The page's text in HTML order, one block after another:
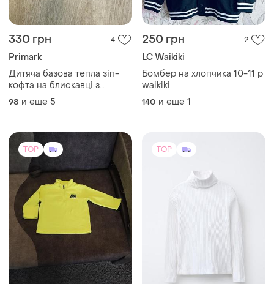
330 грн 4
Primark
Дитяча базова тепла зіп-
кофта на блискавці з
капюшоном для дівчинки
primark 98 см, 104 см, 110
сіра меланж
98 и еще 5
250 грн 2
LC Waikiki
Бомбер на хлопчика 10-11 р
waikiki
140 и еще 1
TOP TOP